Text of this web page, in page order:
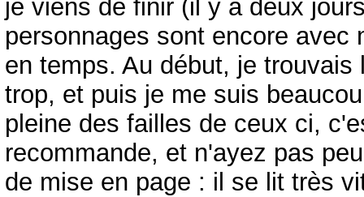
je viens de finir (il y a deux
personnages sont encore
en temps. Au début, je
trop, et puis je me suis
pleine des failles de ceux ci,
recommande, et n'ayez pas
de mise en page : il se lit très